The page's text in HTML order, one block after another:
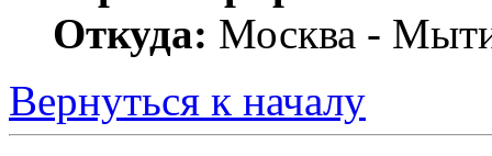
Откуда: Москва -
Вернуться к началу